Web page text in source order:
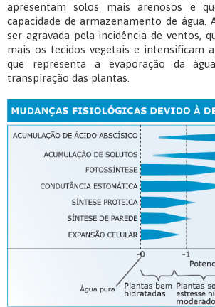
apresentam solos mais arenosos e
capacidade de armazenamento de água.
ser agravada pela incidência de ventos,
mais os tecidos vegetais e intensificam
que representa a evaporação da
transpiração das plantas.